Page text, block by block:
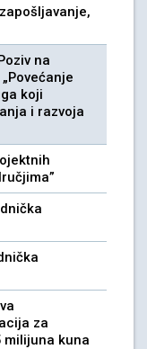
na
koji
i razvoja
za
milijuna kuna